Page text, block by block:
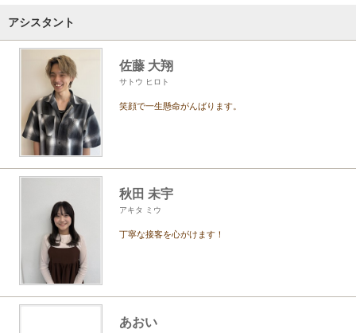
アシスタント
佐藤 大翔
サトウ ヒロト
笑顔で一生懸命がんばります。
秋田 未宇
アキタ ミウ
丁寧な接客を心がけます！
あおい